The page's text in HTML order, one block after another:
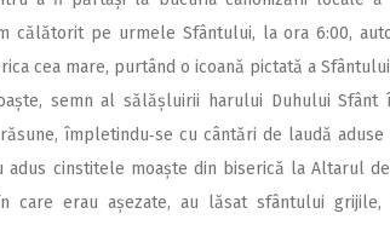
călătorit pe urmele Sfântului, la ora 6:00,
cea mare, purtând o icoană pictată a
semn al sălășluirii harului Duhului
împletindu‑se cu cântări de laudă aduse
cinstitele moaște din biserică la Altarul
care erau așezate, au lăsat sfântului